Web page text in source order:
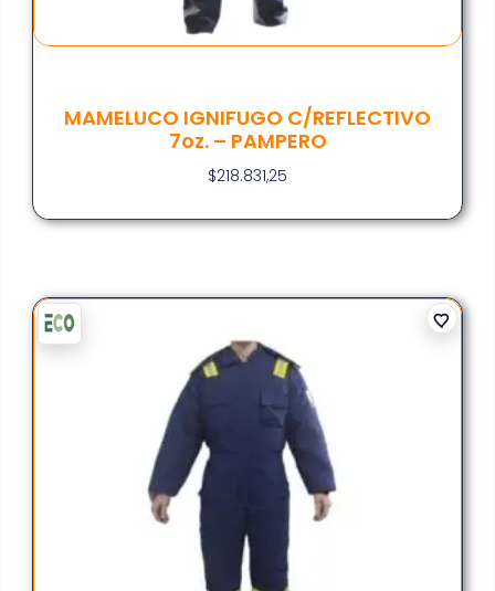
MAMELUCO IGNIFUGO C/REFLECTIVO
7oz. – PAMPERO
$218.831,25